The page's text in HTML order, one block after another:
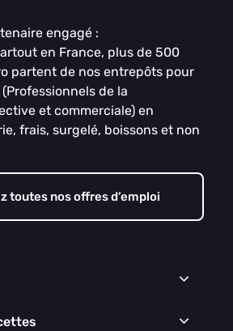
engagé :
en France, plus de 500
partent de nos entrepôts pour
de la
et commerciale) en
frais, surgelé, boissons et non
toutes nos offres d’emploi